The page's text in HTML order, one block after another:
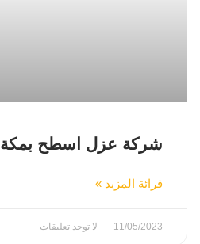
شركة عزل اسطح بمكة 0538587301
قرائة المزيد »
11/05/2023 لا توجد تعليقات